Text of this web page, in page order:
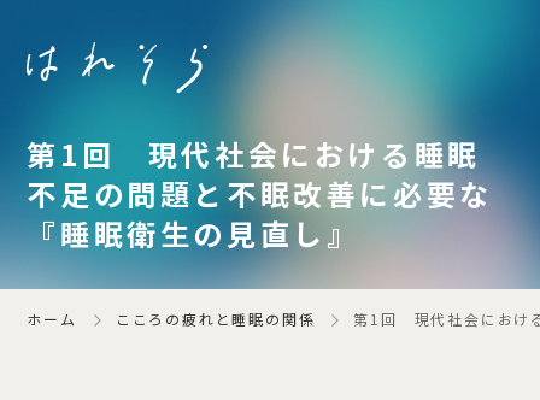
第1回 現代社会における睡眠
不足の問題と不眠改善に必要な
『睡眠衛生の見直し』
ホーム こころの疲れと睡眠の関係 第1回 現代社会におけ